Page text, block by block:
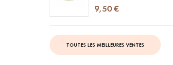
lavande vraie, geranium rosat)
lui confère le pouvoir de lutter...
9,50 €
TOUTES LES MEILLEURES VENTES